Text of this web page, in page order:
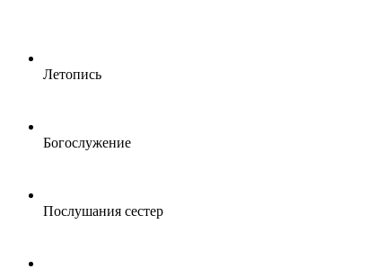
Летопись
Богослужение
Послушания сестер